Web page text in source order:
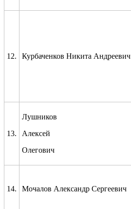
12. Курбаченков Никита Андреевич
13.
Лушников
Алексей
Олегович
14. Мочалов Александр Сергеевич